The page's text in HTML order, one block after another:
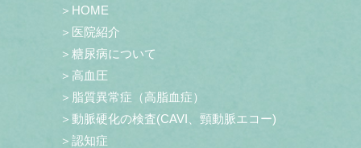
＞HOME
＞医院紹介
＞糖尿病について
＞高血圧
＞脂質異常症（高脂血症）
＞動脈硬化の検査(CAVI、頸動脈エコー)
＞認知症